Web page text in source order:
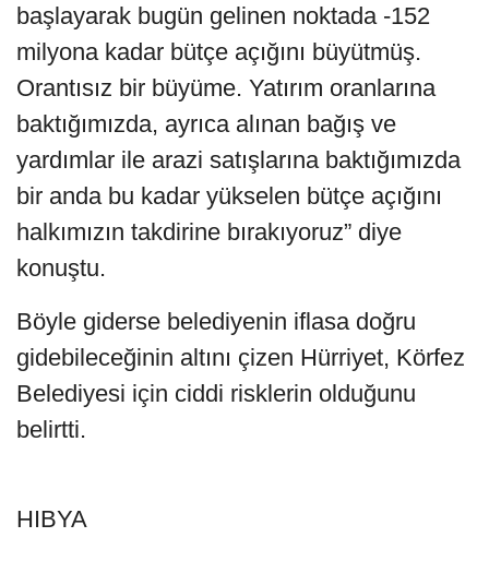
başlayarak bugün gelinen noktada -152
milyona kadar bütçe açığını büyütmüş.
Orantısız bir büyüme. Yatırım oranlarına
baktığımızda, ayrıca alınan bağış ve
yardımlar ile arazi satışlarına baktığımızda
bir anda bu kadar yükselen bütçe açığını
halkımızın takdirine bırakıyoruz” diye
konuştu.
Böyle giderse belediyenin iflasa doğru
gidebileceğinin altını çizen Hürriyet, Körfez
Belediyesi için ciddi risklerin olduğunu
belirtti.
HIBYA